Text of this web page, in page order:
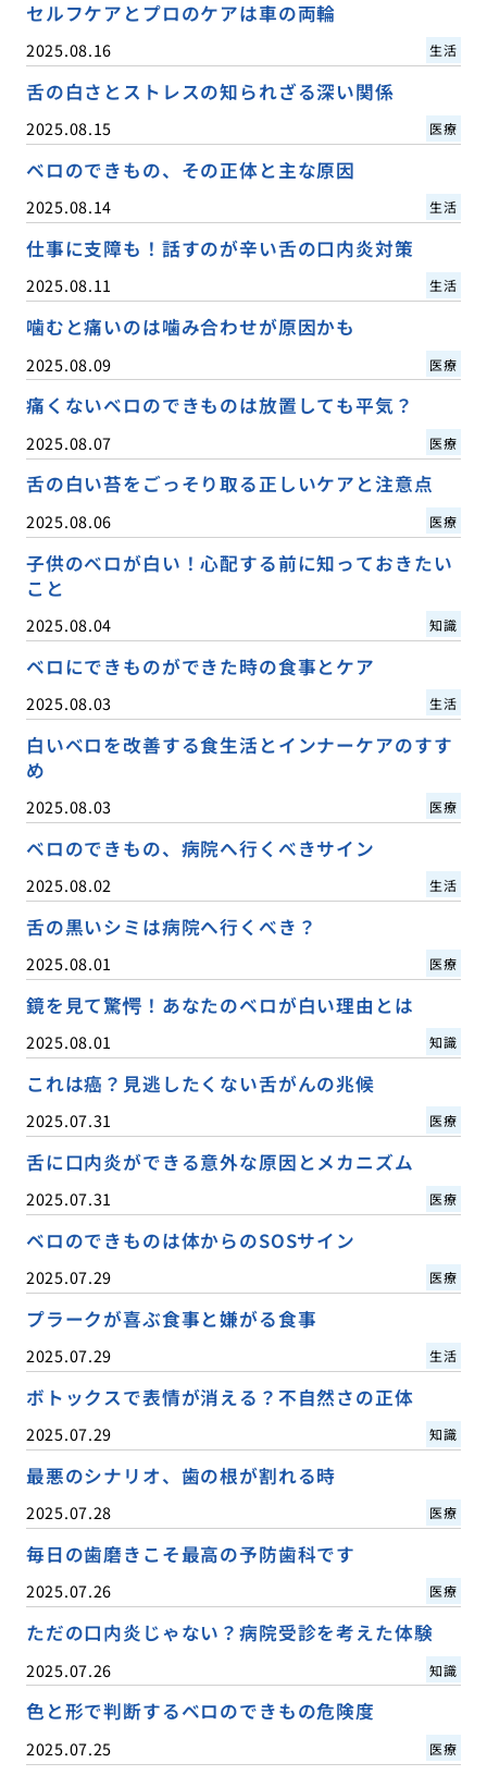
セルフケアとプロのケアは車の両輪
2025.08.16 生活
舌の白さとストレスの知られざる深い関係
2025.08.15 医療
ベロのできもの、その正体と主な原因
2025.08.14 生活
仕事に支障も！話すのが辛い舌の口内炎対策
2025.08.11 生活
噛むと痛いのは噛み合わせが原因かも
2025.08.09 医療
痛くないベロのできものは放置しても平気？
2025.08.07 医療
舌の白い苔をごっそり取る正しいケアと注意点
2025.08.06 医療
子供のベロが白い！心配する前に知っておきたい
こと
2025.08.04 知識
ベロにできものができた時の食事とケア
2025.08.03 生活
白いベロを改善する食生活とインナーケアのすす
め
2025.08.03 医療
ベロのできもの、病院へ行くべきサイン
2025.08.02 生活
舌の黒いシミは病院へ行くべき？
2025.08.01 医療
鏡を見て驚愕！あなたのベロが白い理由とは
2025.08.01 知識
これは癌？見逃したくない舌がんの兆候
2025.07.31 医療
舌に口内炎ができる意外な原因とメカニズム
2025.07.31 医療
ベロのできものは体からのSOSサイン
2025.07.29 医療
プラークが喜ぶ食事と嫌がる食事
2025.07.29 生活
ボトックスで表情が消える？不自然さの正体
2025.07.29 知識
最悪のシナリオ、歯の根が割れる時
2025.07.28 医療
毎日の歯磨きこそ最高の予防歯科です
2025.07.26 医療
ただの口内炎じゃない？病院受診を考えた体験
2025.07.26 知識
色と形で判断するベロのできもの危険度
2025.07.25 医療